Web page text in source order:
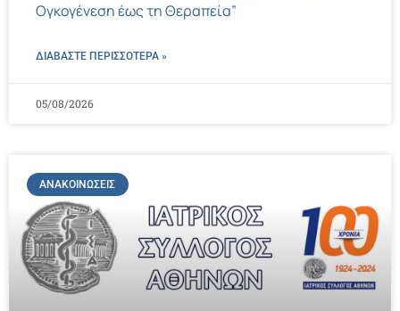
Ογκογένεση έως τη Θεραπεία”
ΔΙΑΒΑΣΤΕ ΠΕΡΙΣΣΌΤΕΡΑ »
05/08/2026
ΑΝΑΚΟΙΝΏΣΕΙΣ